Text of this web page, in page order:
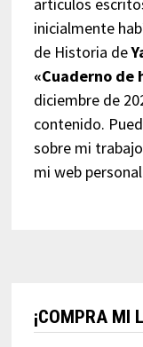
inicialmente
de Historia de
«Cuaderno de
diciembre de
contenido.
sobre mi
mi web personal
¡COMPRA MI